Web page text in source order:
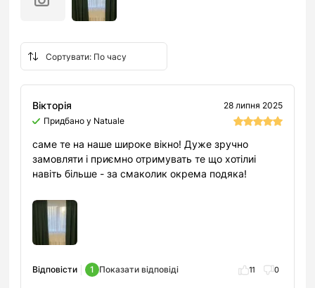
Вікторія
28 липня 2025
Придбано у Natuale
саме те на наше широке вікно! Дуже зручно
замовляти і приємно отримувать те що хотілиі
навіть більше - за смаколик окрема подяка!
Відповісти 1 Показати відповіді 11 0